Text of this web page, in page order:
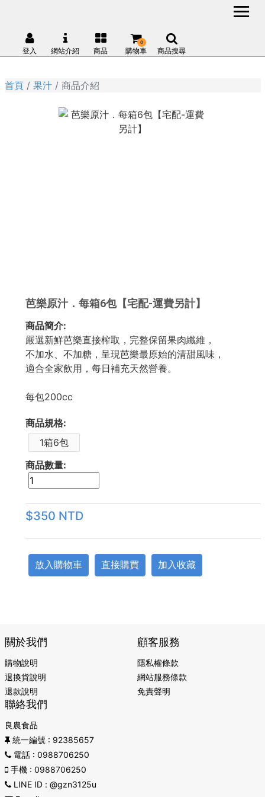
登入 網站介紹 商品 購物車
0
商品搜尋
首頁 果汁 商品介紹
芭樂原汁．每箱6包【宅配-運費另計】
商品簡介:
嚴選新鮮芭樂直接榨取，完整保留果肉纖維，
不加水、不加糖，呈現芭樂最原始的清甜風味，
適合全家飲用，每日補充天然營養。
每包200cc
商品規格:
1箱6包
商品數量:
$350 NTD
放入購物車 直接購買 加入收藏
關於我們
購物說明
退換貨說明
退款說明
顧客服務
隱私權條款
網站服務條款
免責聲明
聯絡我們
良農食品
統一編號 : 92385657
電話: 0988706250
手機: 0988706250
LINE ID: @gzn3125u